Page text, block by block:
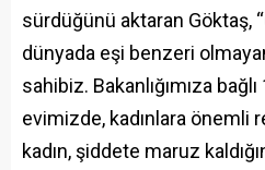
sürdüğünü aktaran Göktaş,
dünyada eşi benzeri
sahibiz. Bakanlığımıza
evimizde, kadınlara önemli
kadın, şiddete maruz